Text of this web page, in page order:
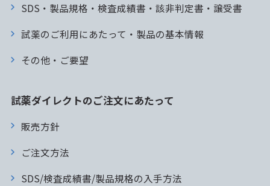
SDS・製品規格・検査成績書・該非判定書・譲受書
試薬のご利用にあたって・製品の基本情報
その他・ご要望
試薬ダイレクトのご注文にあたって
販売方針
ご注文方法
SDS/検査成績書/製品規格の入手方法